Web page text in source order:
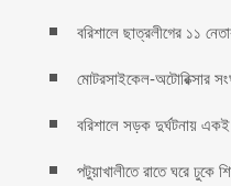
বরিশালে ছাত্রলীগের ১১
মোটরসাইকেল-অটোরিক্সার
বরিশালে সড়ক দুর্ঘটনায়
পটুয়াখালীতে রাতে ঘরে ঢুকে